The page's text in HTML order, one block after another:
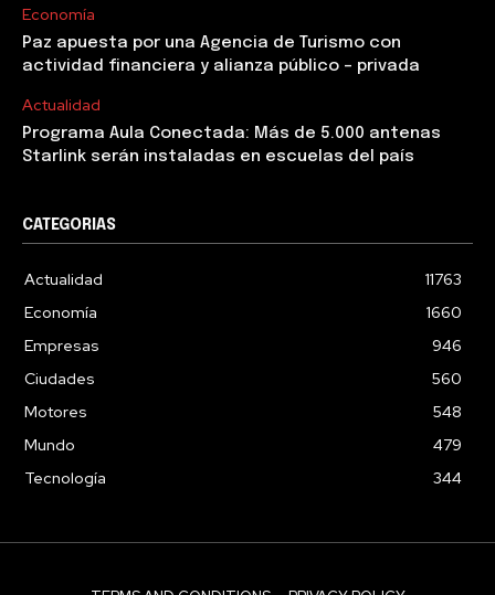
Economía
Paz apuesta por una Agencia de Turismo con
actividad financiera y alianza público – privada
Actualidad
Programa Aula Conectada: Más de 5.000 antenas
Starlink serán instaladas en escuelas del país
CATEGORIAS
Actualidad
11763
Economía
1660
Empresas
946
Ciudades
560
Motores
548
Mundo
479
Tecnología
344